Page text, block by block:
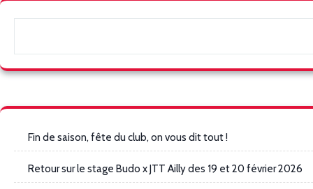
Fin de saison, fête du club, on vous dit tout !
Retour sur le stage Budo x JTT Ailly des 19 et 20 février 2026